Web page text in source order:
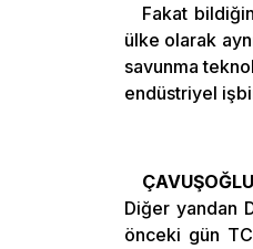
Fakat
ülke olarak
savunma
endüstriyel
Diğer yandan
önceki gün